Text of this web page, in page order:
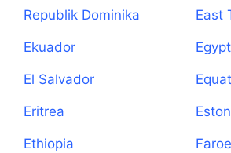
Republik Dominika East
Ekuador Egypt
El Salvador
Eritrea
Ethiopia